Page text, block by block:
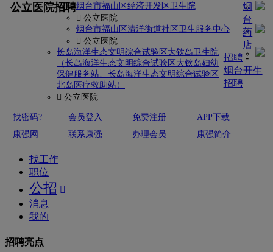
公立医院招聘烟台市福山区经济开发区卫生院
 公立医院
烟台市福山区清洋街道社区卫生服务中心
 公立医院
长岛海洋生态文明综合试验区大钦岛卫生院
（长岛海洋生态文明综合试验区大钦岛妇幼
保健服务站、长岛海洋生态文明综合试验区
北岛医疗救助站）
 公立医院
烟
台
药
店
招聘-
烟台开生
招聘
找密码? 会员登入 免费注册
APP下载
康强网
联系康强 办理会员 康强简介
找工作
职位
公招 
消息
我的
招聘亮点